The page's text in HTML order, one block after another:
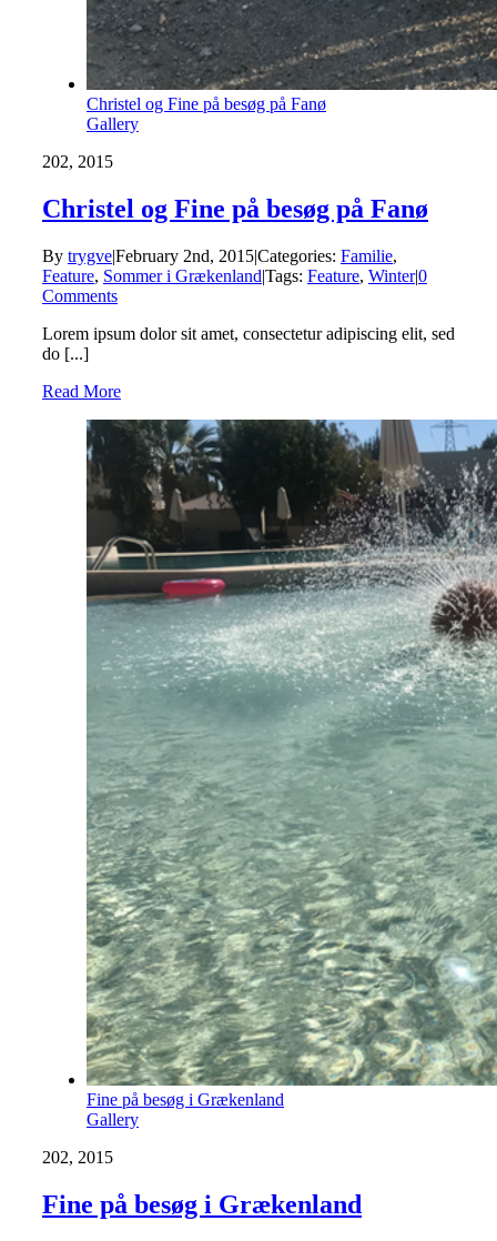
Christel og Fine på besøg på Fanø
Gallery
202, 2015
Christel og Fine på besøg på Fanø
By trygve|February 2nd, 2015|Categories: Familie,
Feature, Sommer i Grækenland|Tags: Feature, Winter|0
Comments
Lorem ipsum dolor sit amet, consectetur adipiscing elit, sed
do [...]
Read More
Fine på besøg i Grækenland
Gallery
202, 2015
Fine på besøg i Grækenland